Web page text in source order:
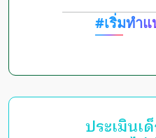
#เริ่มทำ
ประเมินเ